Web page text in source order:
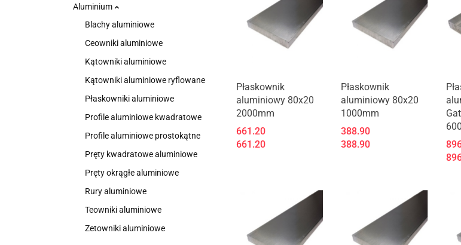
Aluminium
Blachy aluminiowe
Ceowniki aluminiowe
Kątowniki aluminiowe
Kątowniki aluminiowe ryflowane
Płaskowniki aluminiowe
Profile aluminiowe kwadratowe
Profile aluminiowe prostokątne
Pręty kwadratowe aluminiowe
Pręty okrągłe aluminiowe
Rury aluminiowe
Teowniki aluminiowe
Zetowniki aluminiowe
Płaskownik
aluminiowy 80x20
2000mm
661.20
661.20
Płaskownik
aluminiowy 80x20
1000mm
388.90
388.90